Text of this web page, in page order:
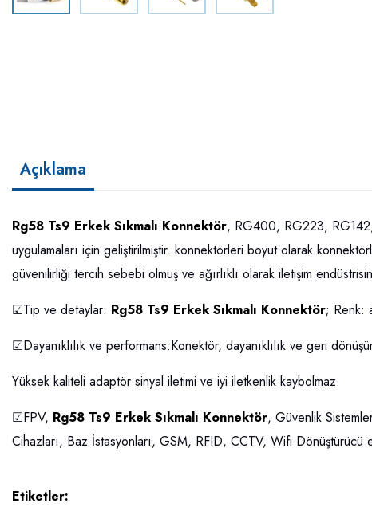
Açıklama
Rg58 Ts9 Erkek Sıkmalı Konnektör, RG400, RG223,
uygulamaları için geliştirilmiştir. konnektörleri boyut olarak
güvenilirliği tercih sebebi olmuş ve ağırlıklı olarak iletişim
☑Tip ve detaylar: Rg58 Ts9 Erkek Sıkmalı Konnektör; Renk:
☑Dayanıklılık ve performans:Konektör, dayanıklılık ve geri
Yüksek kaliteli adaptör sinyal iletimi ve iyi iletkenlik kaybolmaz.
☑FPV, Rg58 Ts9 Erkek Sıkmalı Konnektör, Güvenlik
Cihazları, Baz İstasyonları, GSM, RFID, CCTV, Wifi Dönüştürücü
Etiketler: